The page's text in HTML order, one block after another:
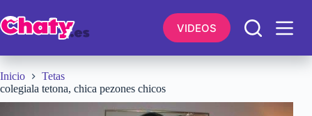
al
contenido
VIDEOS
Inicio
Tetas
colegiala tetona, chica pezones chicos